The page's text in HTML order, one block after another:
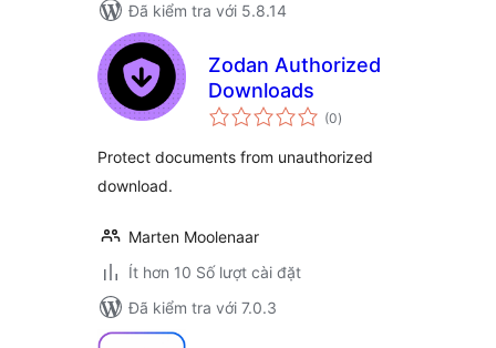
Đã kiểm tra với 5.8.14
Zodan Authorized
Downloads
(0tổng
đánh
)
Protect documents from unauthorized
download.
Marten Moolenaar
Ít hơn 10 Số lượt cài đặt
Đã kiểm tra với 7.0.3